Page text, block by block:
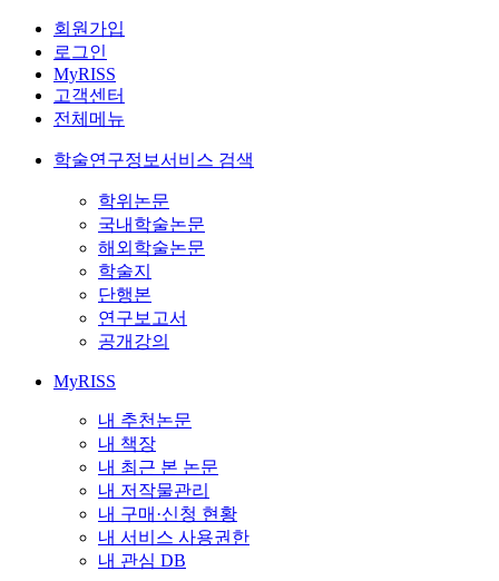
회원가입
로그인
MyRISS
고객센터
전체메뉴
학술연구정보서비스 검색
학위논문
국내학술논문
해외학술논문
학술지
단행본
연구보고서
공개강의
MyRISS
내 추천논문
내 책장
내 최근 본 논문
내 저작물관리
내 구매·신청 현황
내 서비스 사용권한
내 관심 DB